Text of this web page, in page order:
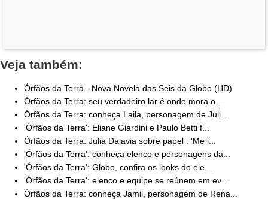
Veja também:
Órfãos da Terra - Nova Novela das Seis da Globo (HD)
Órfãos da Terra: seu verdadeiro lar é onde mora o ...
Órfãos da Terra: conheça Laila, personagem de Juli...
'Órfãos da Terra': Eliane Giardini e Paulo Betti f...
Órfãos da Terra: Julia Dalavia sobre papel : 'Me i...
'Órfãos da Terra': conheça elenco e personagens da...
'Órfãos da Terra': Globo, confira os looks do ele...
'Órfãos da Terra': elenco e equipe se reúnem em ev...
Órfãos da Terra: conheça Jamil, personagem de Rena...